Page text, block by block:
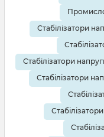
Стабілізатори
Стабілізатори
Стабілізатори